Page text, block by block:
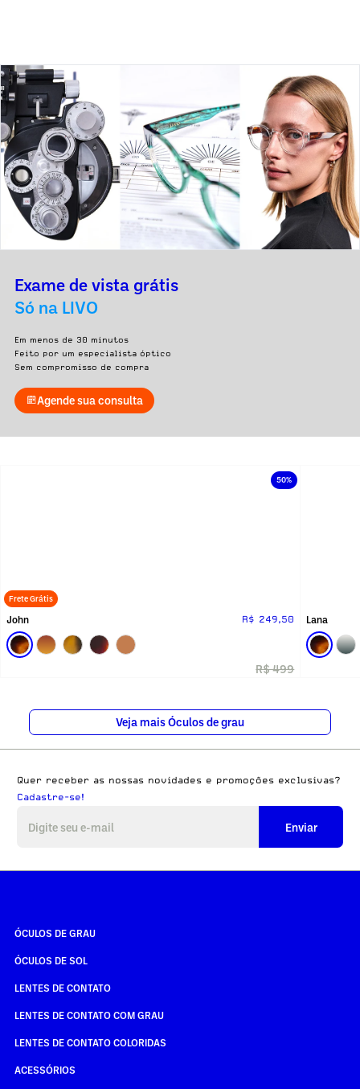
Exame de vista grátis
Só na LIVO
Em menos de 30 minutos
Feito por um especialista óptico
Sem compromisso de compra
Agende sua consulta
50%
Frete Grátis
John R$ 249,50
R$ 499
Lana
Veja mais Óculos de grau
Quer receber as nossas novidades e promoções exclusivas?
Cadastre-se!
Enviar
ÓCULOS DE GRAU
ÓCULOS DE SOL
LENTES DE CONTATO
LENTES DE CONTATO COM GRAU
LENTES DE CONTATO COLORIDAS
ACESSÓRIOS